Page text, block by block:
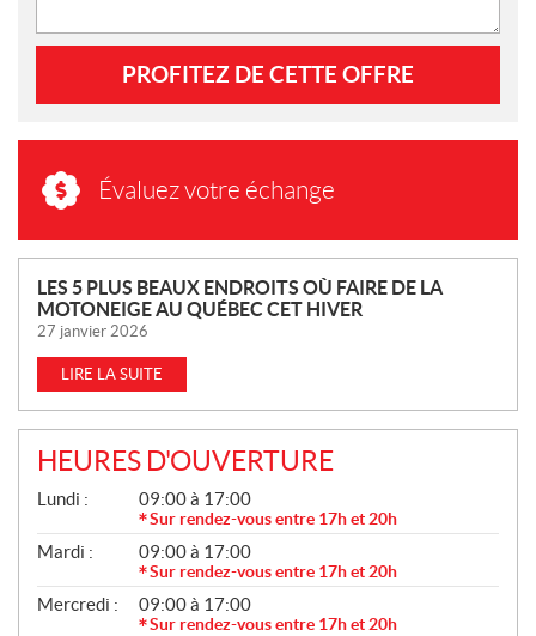
PROFITEZ DE CETTE OFFRE
Évaluez votre échange
N
O
U
E
L
L
E
S
LES 5 PLUS BEAUX ENDROITS OÙ FAIRE DE LA
MOTONEIGE AU QUÉBEC CET HIVER
27 janvier 2026
LIRE LA SUITE
HEURES D'OUVERTURE
G
N
É
A
L
Lundi : 09:00 à 17:00
Sur rendez-vous entre 17h et 20h
Mardi : 09:00 à 17:00
Sur rendez-vous entre 17h et 20h
Mercredi : 09:00 à 17:00
Sur rendez-vous entre 17h et 20h